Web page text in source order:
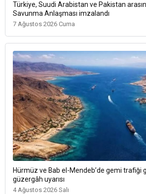
Türkiye, Suudi Arabistan ve Pakistan
Savunma Anlaşması imzalandı
7 Ağustos 2026 Cuma
Hürmüz ve Bab el-Mendeb’de gemi trafiği
güzergâh uyarısı
4 Ağustos 2026 Salı